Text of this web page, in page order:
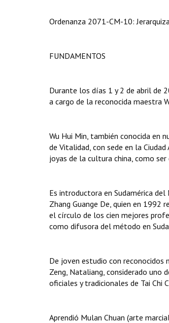
Ordenanza 2071-CM-10:
FUNDAMENTOS
Durante los días 1 y 2 de abril de
a cargo de la reconocida maestra
Wu Hui Min, también conocida en
de Vitalidad, con sede en la
joyas de la cultura china, como ser
Es introductora en Sudamérica
Zhang Guange De, quien en 1992
el círculo de los cien mejores
como difusora del método en
De joven estudio con reconocidos
Zeng, Nataliang, considerado
oficiales y tradicionales de Tai Chi
Aprendió Mulan Chuan (arte